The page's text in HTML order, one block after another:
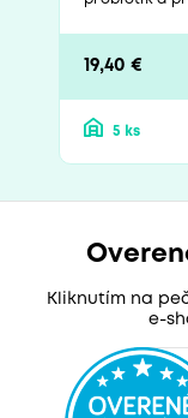
19,40 €
5 ks
Kliknutím na
e-